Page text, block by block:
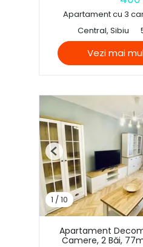
Apartament cu 3
Central, Sibiu
Vezi mai
1 /10
Previous
Apartament
Camere, 2 Băi,